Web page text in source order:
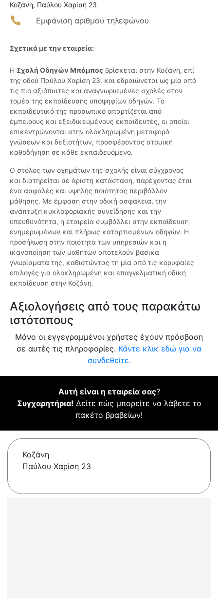
Κοζάνη, Παύλου Χαρίση 23
Εμφάνιση αριθμού τηλεφώνου
Σχετικά με την εταιρεία:
Η Σχολή Οδηγών Μπάμπος βρίσκεται στην Κοζάνη, επί
της οδού Παύλου Χαρίση 23, και εδραιώνεται ως μία από
τις πιο αξιόπιστες και αναγνωρισμένες σχολές στον
τομέα της εκπαίδευσης υποψηφίων οδηγών. Το
εκπαιδευτικό της προσωπικό απαρτίζεται από
έμπειρους και εξειδικευμένους εκπαιδευτές, οι οποίοι
επικεντρώνονται στην ολοκληρωμένη μεταφορά
γνώσεων και δεξιοτήτων, προσφέροντας ατομική
καθοδήγηση σε κάθε εκπαιδευόμενο.
Ο στόλος των οχημάτων της σχολής είναι σύγχρονος
και διατηρείται σε άριστη κατάσταση, παρέχοντας έτσι
ένα ασφαλές και υψηλής ποιότητας περιβάλλον
μάθησης. Με έμφαση στην οδική ασφάλεια, την
ανάπτυξη κυκλοφοριακής συνείδησης και την
υπευθυνότητα, η εταιρεία συμβάλλει στην εκπαίδευση
ενημερωμένων και πλήρως καταρτισμένων οδηγών. Η
προσήλωση στην ποιότητα των υπηρεσιών και η
ικανοποίηση των μαθητών αποτελούν βασικά
γνωρίσματά της, καθιστώντας τη μία από τις κορυφαίες
επιλογές για ολοκληρωμένη και επαγγελματική οδική
εκπαίδευση στην Κοζάνη.
Αξιολογήσεις από τους παρακάτω
ιστότοπους
Μόνο οι εγγεγραμμένοι χρήστες έχουν πρόσβαση
σε αυτές τις πληροφορίες. Κάντε κλικ εδώ για να
συνδεθείτε.
Αυτή είναι η εταιρεία σας?
Συγχαρητήρια! Δείτε πώς μπορείτε να λάβετε το
πακέτο βραβείων!
Κοζάνη
Παύλου Χαρίση 23